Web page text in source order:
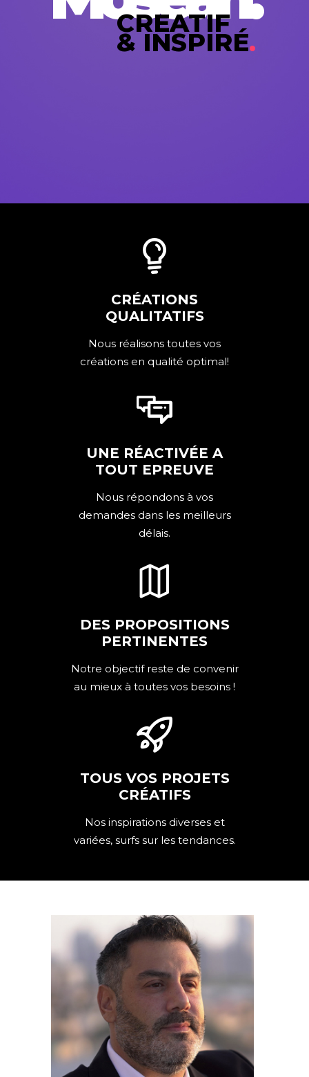
CREATIF
& INSPIRÉ.
CRÉATIONS
QUALITATIFS
Nous réalisons toutes vos
créations en qualité optimal!
UNE RÉACTIVÉE A
TOUT EPREUVE
Nous répondons à vos
demandes dans les meilleurs
délais.
DES PROPOSITIONS
PERTINENTES
Notre objectif reste de convenir
au mieux à toutes vos besoins !
TOUS VOS PROJETS
CRÉATIFS
Nos inspirations diverses et
variées, surfs sur les tendances.